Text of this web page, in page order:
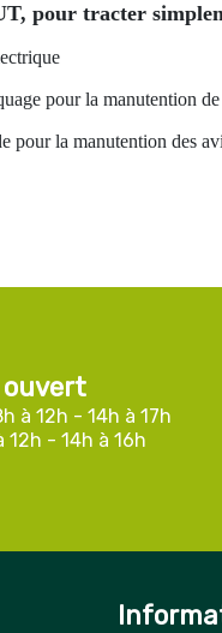
pour tracter
pour la manutention
pour la manutention des
ouvert
à 12h - 14h à 17h
- 14h à 16h